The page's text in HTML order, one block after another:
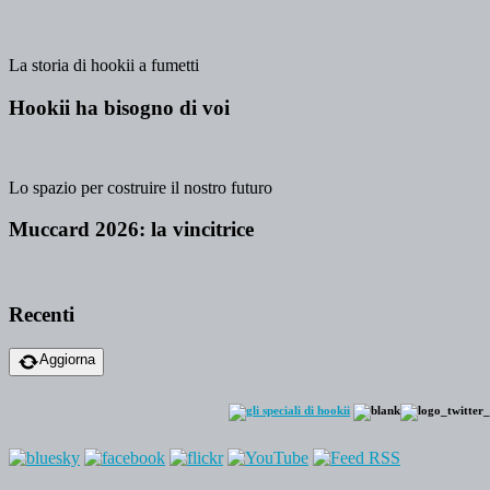
La storia di hookii a fumetti
Hookii ha bisogno di voi
Lo spazio per costruire il nostro futuro
Muccard 2026: la vincitrice
Recenti
Aggiorna